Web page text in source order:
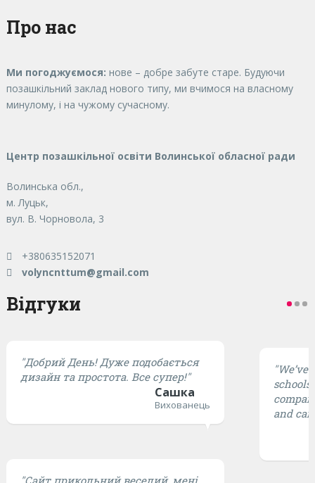
Про нас
Ми погоджуємося: нове – добре забуте старе. Будуючи
позашкільний заклад нового типу, ми вчимося на власному
минулому, і на чужому сучасному.
Центр позашкільної освіти Волинської обласної ради
Волинська обл.,
м. Луцьк,
вул. В. Чорновола, 3
+380635152071
volyncnttum@gmail.com
Відгуки
"Добрий День! Дуже подобається
дизайн та простота. Все супер!"
Сашка
Вихованець
"Сайт прикольний веселий, мені
and